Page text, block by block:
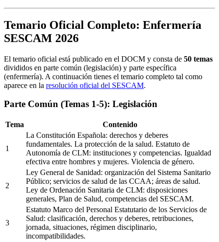
Temario Oficial Completo: Enfermería
SESCAM 2026
El temario oficial está publicado en el DOCM y consta de 50 temas
divididos en parte común (legislación) y parte específica
(enfermería). A continuación tienes el temario completo tal como
aparece en la resolución oficial del SESCAM.
Parte Común (Temas 1-5): Legislación
Tema Contenido
1
La Constitución Española: derechos y deberes
fundamentales. La protección de la salud. Estatuto de
Autonomía de CLM: instituciones y competencias. Igualdad
efectiva entre hombres y mujeres. Violencia de género.
2
Ley General de Sanidad: organización del Sistema Sanitario
Público; servicios de salud de las CCAA; áreas de salud.
Ley de Ordenación Sanitaria de CLM: disposiciones
generales, Plan de Salud, competencias del SESCAM.
3
Estatuto Marco del Personal Estatutario de los Servicios de
Salud: clasificación, derechos y deberes, retribuciones,
jornada, situaciones, régimen disciplinario,
incompatibilidades.